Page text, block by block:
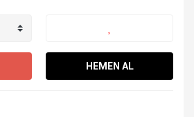
HEMEN AL